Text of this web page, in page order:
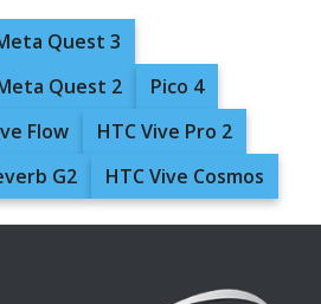
Quest 3
Quest 2
Pico 4
Flow
HTC Vive Pro 2
G2 HTC Vive Cosmos